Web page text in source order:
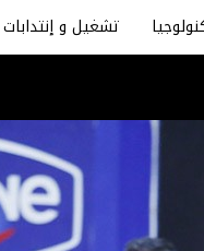
تشغيل و إنتدابات